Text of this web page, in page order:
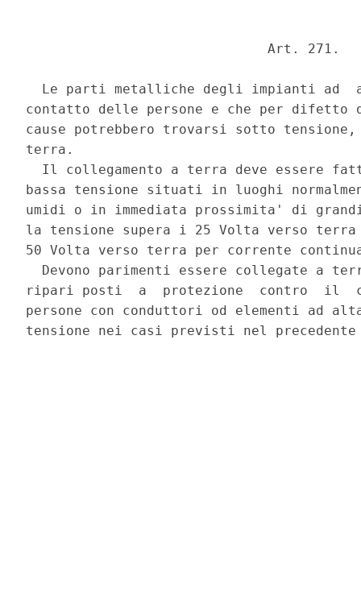
                              Art. 271.
Le parti metalliche degli impianti ad
contatto delle persone e che per
cause potrebbero trovarsi sotto
terra.
Il collegamento a terra deve essere
bassa tensione situati in luoghi
umidi o in immediata prossimita' di
la tensione supera i 25 Volta verso
50 Volta verso terra per corrente
Devono parimenti essere collegate a
ripari posti  a  protezione  contro  il
persone con conduttori od elementi ad